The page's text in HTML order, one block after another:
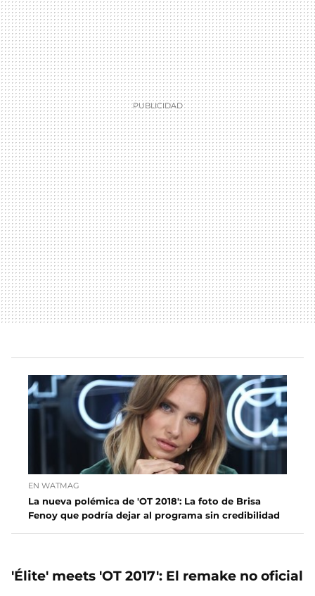
EN WATMAG
La nueva polémica de 'OT 2018': La foto de Brisa
Fenoy que podría dejar al programa sin credibilidad
'Élite' meets 'OT 2017': El remake no oficial